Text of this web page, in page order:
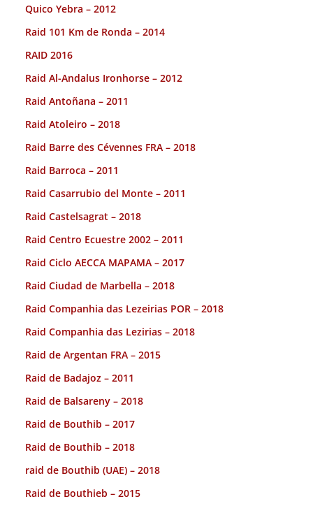
Quico Yebra – 2012
Raid 101 Km de Ronda – 2014
RAID 2016
Raid Al-Andalus Ironhorse – 2012
Raid Antoñana – 2011
Raid Atoleiro – 2018
Raid Barre des Cévennes FRA – 2018
Raid Barroca – 2011
Raid Casarrubio del Monte – 2011
Raid Castelsagrat – 2018
Raid Centro Ecuestre 2002 – 2011
Raid Ciclo AECCA MAPAMA – 2017
Raid Ciudad de Marbella – 2018
Raid Companhia das Lezeirias POR – 2018
Raid Companhia das Lezirias – 2018
Raid de Argentan FRA – 2015
Raid de Badajoz – 2011
Raid de Balsareny – 2018
Raid de Bouthib – 2017
Raid de Bouthib – 2018
raid de Bouthib (UAE) – 2018
Raid de Bouthieb – 2015